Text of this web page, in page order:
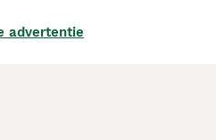
advertentie